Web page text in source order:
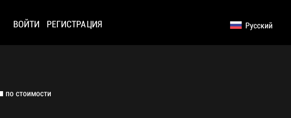
ВОЙТИ РЕГИСТРАЦИЯ
Русский
по стоимости